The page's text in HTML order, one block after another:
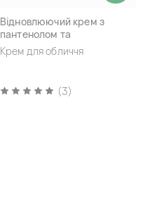
Відновлюючий крем з
пантенолом та
гіалуроновою кислотою
Hymey`s Panthenol
Essence Cream
Крем для обличчя
(3)